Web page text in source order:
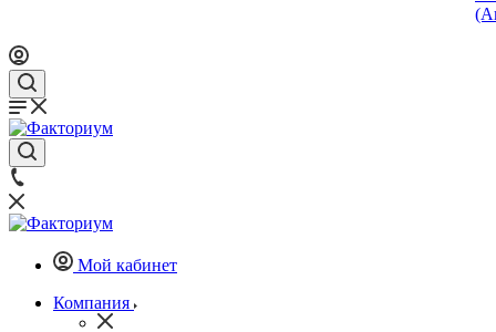
Мой кабинет
Компания